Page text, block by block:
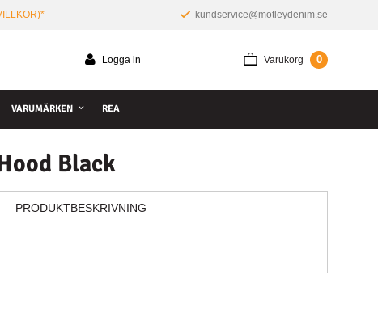
kundservice@motleydenim.se
Varukorg 0
Logga in
VARUMÄRKEN REA
Black
PRODUKTBESKRIVNING